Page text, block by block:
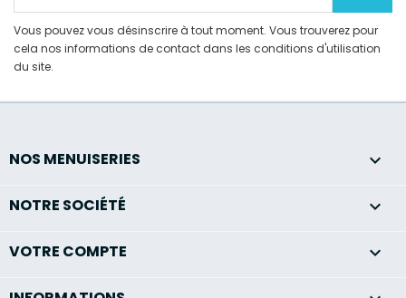
Vous pouvez vous désinscrire à tout moment. Vous trouverez pour
cela nos informations de contact dans les conditions d'utilisation
du site.
NOS MENUISERIES 
NOTRE SOCIÉTÉ 
VOTRE COMPTE 